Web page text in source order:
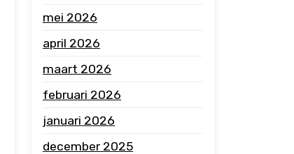
mei 2026
april 2026
maart 2026
februari 2026
januari 2026
december 2025